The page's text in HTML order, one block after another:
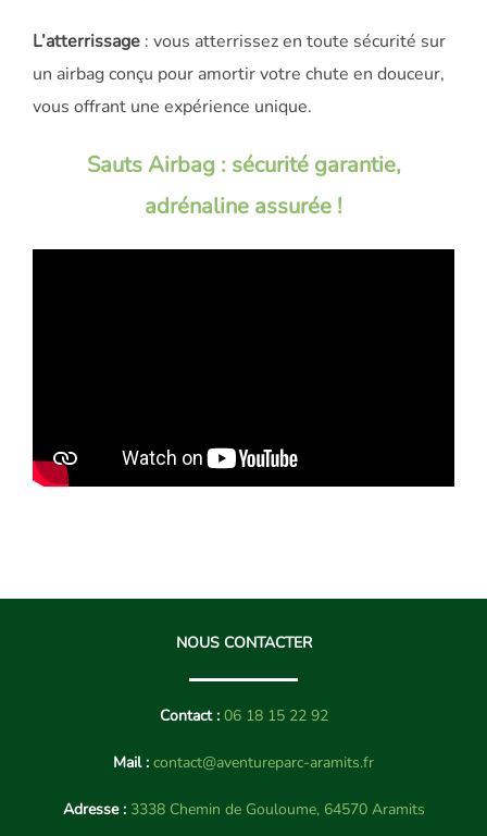
L’atterrissage : vous atterrissez en toute sécurité sur
un airbag conçu pour amortir votre chute en douceur,
vous offrant une expérience unique.
Sauts Airbag : sécurité garantie,
adrénaline assurée !
NOUS CONTACTER
Contact : 06 18 15 22 92
Mail : contact@aventureparc-aramits.fr
Adresse : 3338 Chemin de Gouloume, 64570 Aramits